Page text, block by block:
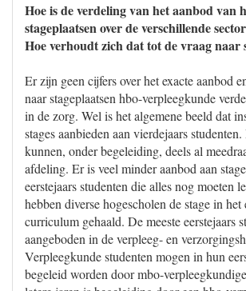
Hoe is de verdeling van het aanbod van
stageplaatsen over de verschillende
Hoe verhoudt zich dat tot de vraag naar
Er zijn geen cijfers over het exacte aanbod
naar stageplaatsen hbo-verpleegkunde
in de zorg. Wel is het algemene beeld dat
stages aanbieden aan vierdejaars
kunnen, onder begeleiding, deels al
afdeling. Er is veel minder aanbod aan
eerstejaars studenten die alles nog moeten
hebben diverse hogescholen de stage in het
curriculum gehaald. De meeste eerstejaars
aangeboden in de verpleeg- en
Verpleegkunde studenten mogen in hun
begeleid worden door mbo-